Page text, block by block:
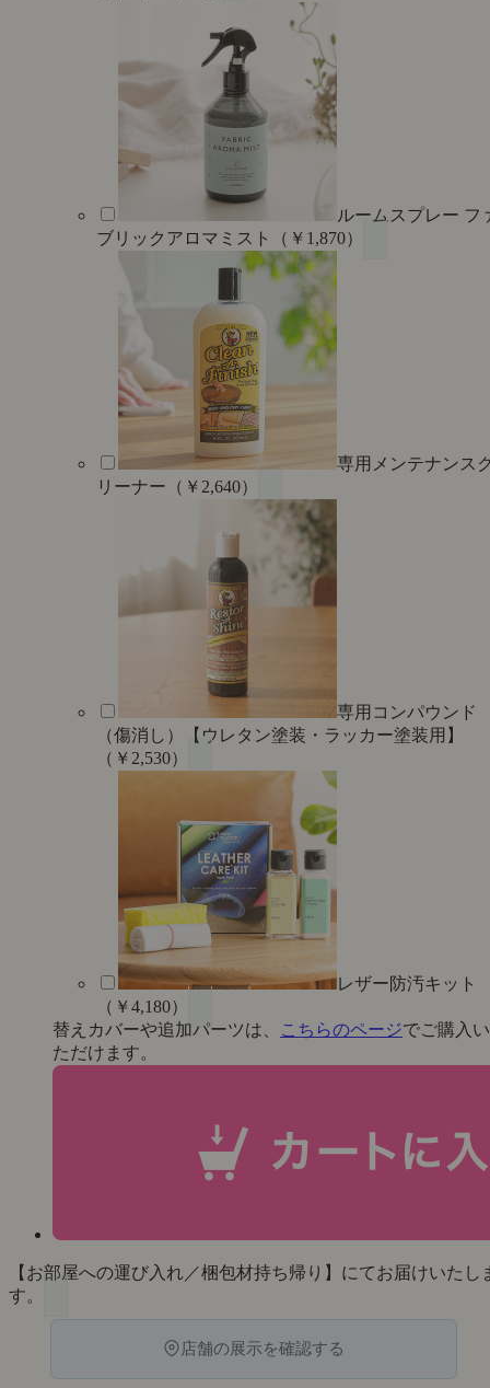
ルームスプレー フ
ブリックアロマミスト（￥1,870）
専用メンテナンス
リーナー（￥2,640）
専用コンパウンド
（傷消し）【ウレタン塗装・ラッカー塗装用】
（￥2,530）
レザー防汚キット
（￥4,180）
替えカバーや追加パーツは、
こちらのページでご購入い
ただけます。
【お部屋への運び入れ／梱包材持ち帰り】にてお届けいたし
す。
店舗の展示を確認する